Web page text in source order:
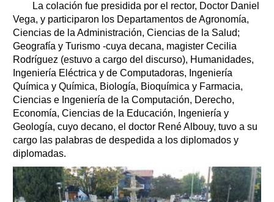
La colación fue presidida por el rector, Doctor Daniel
Vega, y participaron los Departamentos de Agronomía,
Ciencias de la Administración, Ciencias de la Salud;
Geografía y Turismo -cuya decana, magister Cecilia
Rodríguez (estuvo a cargo del discurso), Humanidades,
Ingeniería Eléctrica y de Computadoras, Ingeniería
Química y Química, Biología, Bioquímica y Farmacia,
Ciencias e Ingeniería de la Computación, Derecho,
Economía, Ciencias de la Educación, Ingeniería y
Geología, cuyo decano, el doctor René Albouy, tuvo a su
cargo las palabras de despedida a los diplomados y
diplomadas.